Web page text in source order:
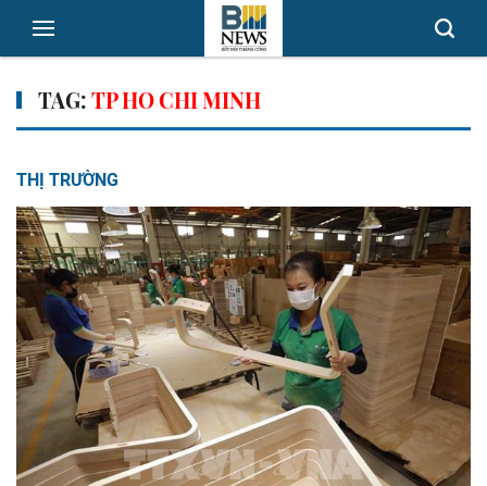
TAG:TP HO CHI MINH
THỊ TRƯỜNG